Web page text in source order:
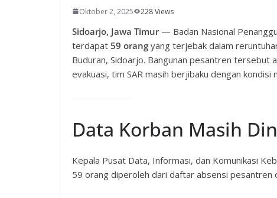
Oktober 2, 2025 228 Views
Sidoarjo, Jawa Timur— Badan Nasional
terdapat 59 orang yang terjebak dalam
Buduran, Sidoarjo. Bangunan pesantren tersebut
evakuasi, tim SAR masih berjibaku dengan kondisi
Data Korban Masih
Kepala Pusat Data, Informasi, dan Komunikasi
59 orang diperoleh dari daftar absensi pesantren